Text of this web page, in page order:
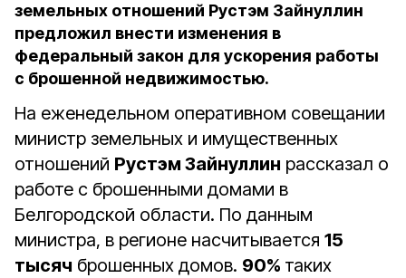
земельных отношений Рустэм Зайнуллин
предложил внести изменения в
федеральный закон для ускорения работы
с брошенной недвижимостью.
На еженедельном оперативном совещании
министр земельных и имущественных
отношений Рустэм Зайнуллин рассказал о
работе с брошенными домами в
Белгородской области. По данным
министра, в регионе насчитывается 15
тысяч брошенных домов. 90% таких